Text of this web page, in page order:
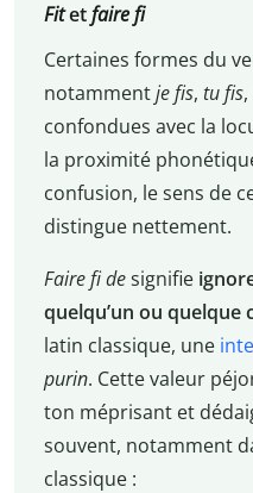
Fitetfaire fi
Certaines formes du
notammentje fis, tu fis,
confondues avec la
la proximité
confusion, le sens de
distingue nettement.
Faire fi designifie
quelqu’un ou quelque
latin classique, une
purin. Cette valeur
ton méprisant et
souvent, notamment
classique :